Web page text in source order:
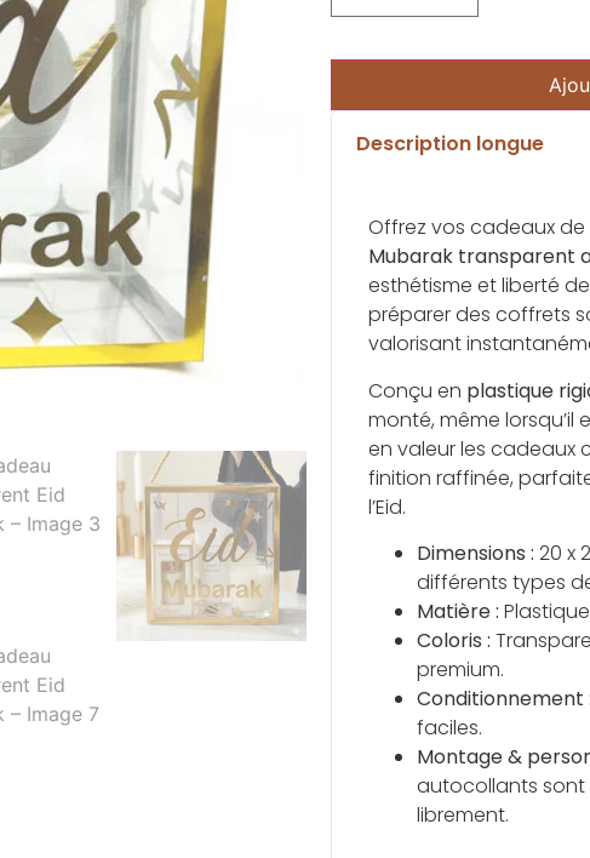
Description longue
Offrez vos cadeaux
Mubarak transparent
esthétisme et liberté
préparer des coffrets
valorisant
Conçu en plastique
monté, même lorsqu’il
en valeur les cadeaux
finition raffinée,
l’Eid.
Dimensions : 20 x
différents types
Matière :
Coloris :
premium.
Conditionnement :
faciles.
Montage &
autocollants sont
librement.